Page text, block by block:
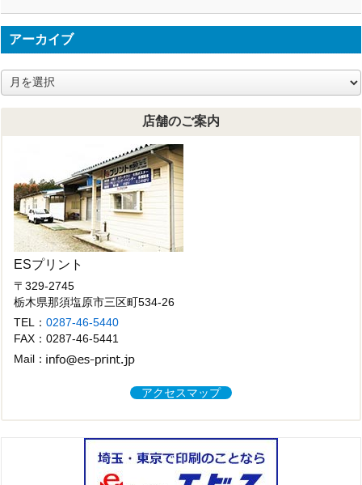
アーカイブ
ア
ー
カ
店舗のご案内
ESプリント
〒329-2745
栃木県那須塩原市三区町534-26
TEL：0287-46-5440
FAX：0287-46-5441
Mail：
アクセスマップ